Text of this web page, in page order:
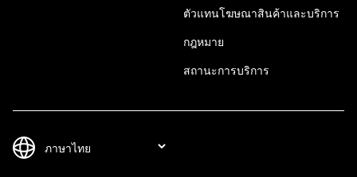
ตัวแทนโฆษณาสินค้าและบริการ
กฎหมาย
สถานะการบริการ